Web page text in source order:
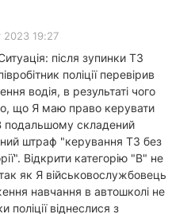
2023 19:27
після зупинки ТЗ
поліції перевірив
водія, в результаті чого
що Я маю право керувати
подальшому складений
штраф "керування ТЗ без
Відкрити категорію "В" не
як Я військовослужбовець
навчання в автошколі не
поліції віднеслися з